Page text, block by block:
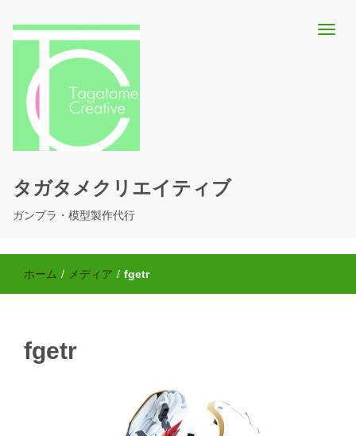
タガタメクリエイティブ
ガンプラ・模型製作代行
ホーム / メディア / fgetr
fgetr